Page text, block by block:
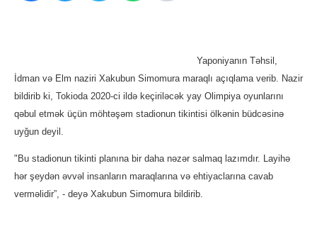
Yaponiyanın Təhsil,
İdman və Elm naziri Xakubun Simomura maraqlı açıqlama verib. Nazir
bildirib ki, Tokioda 2020-ci ildə keçiriləcək yay Olimpiya oyunlarını
qəbul etmək üçün möhtəşəm stadionun tikintisi ölkənin büdcəsinə
uyğun deyil.
"Bu stadionun tikinti planına bir daha nəzər salmaq lazımdır. Layihə
hər şeydən əvvəl insanların maraqlarına və ehtiyaclarına cavab
verməlidir”, - deyə Xakubun Simomura bildirib.